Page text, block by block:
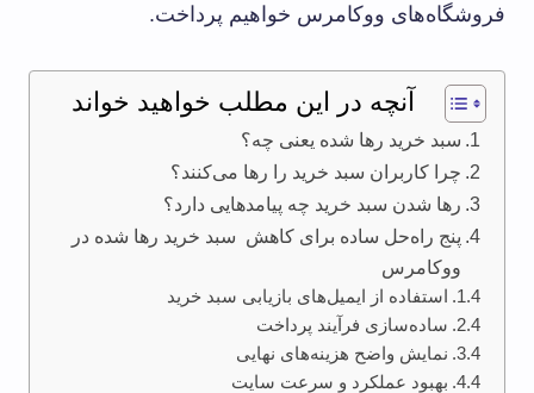
فروشگاه‌های ووکامرس خواهیم پرداخت.
آنچه در این مطلب خواهید خواند
سبد خرید رها شده یعنی چه؟
چرا کاربران سبد خرید را رها می‌کنند؟
رها شدن سبد خرید چه پیامدهایی دارد؟
پنج راه‌حل ساده برای کاهش سبد خرید رها شده در
ووکامرس
استفاده از ایمیل‌های بازیابی سبد خرید
ساده‌سازی فرآیند پرداخت
نمایش واضح هزینه‌های نهایی
بهبود عملکرد و سرعت سایت